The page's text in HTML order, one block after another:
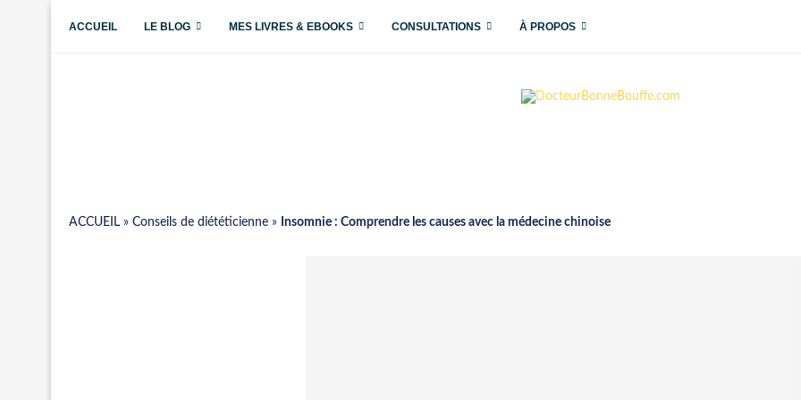
ACCUEIL LE BLOG MES LIVRES & EBOOKS CONSULTATIONS À PROPOS
ACCUEIL » Conseils de diététicienne » Insomnie : Comprendre les causes avec la médecine chinoise